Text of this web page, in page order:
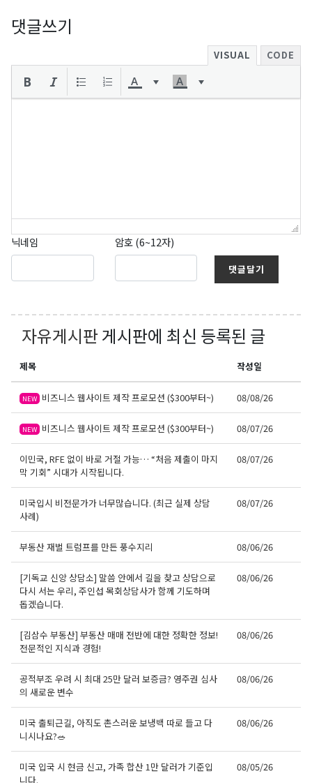
댓글쓰기
VISUAL CODE
닉네임 암호 (6~12자)
댓글달기
자유게시판게시판에 최신 등록된 글
제목 작성일
NEW 비즈니스 웹사이트 제작 프로모션 ($300부터~) 08/08/26
NEW 비즈니스 웹사이트 제작 프로모션 ($300부터~) 08/07/26
이민국, RFE 없이 바로 거절 가능… “처음 제출이 마지
막 기회” 시대가 시작됩니다.
08/07/26
미국입시 비전문가가 너무많습니다. (최근 실제 상담
사례)
08/07/26
부동산 재벌 트럼프를 만든 풍수지리 08/06/26
[기독교 신앙 상담소] 말씀 안에서 길을 찾고 상담으로
다시 서는 우리, 주인섭 목회상담사가 함께 기도하며
돕겠습니다.
08/06/26
[김삼수 부동산] 부동산 매매 전반에 대한 정확한 정보!
전문적인 지식과 경험!
08/06/26
공적부조 우려 시 최대 25만 달러 보증금? 영주권 심사
의 새로운 변수
08/06/26
미국 출퇴근길, 아직도 촌스러운 보냉백 따로 들고 다
니시나요?🥗
08/06/26
미국 입국 시 현금 신고, 가족 합산 1만 달러가 기준입
니다.
08/05/26